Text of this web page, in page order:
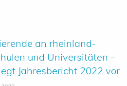
an rheinland-
und Universitäten –
Jahresbericht 2022 vor